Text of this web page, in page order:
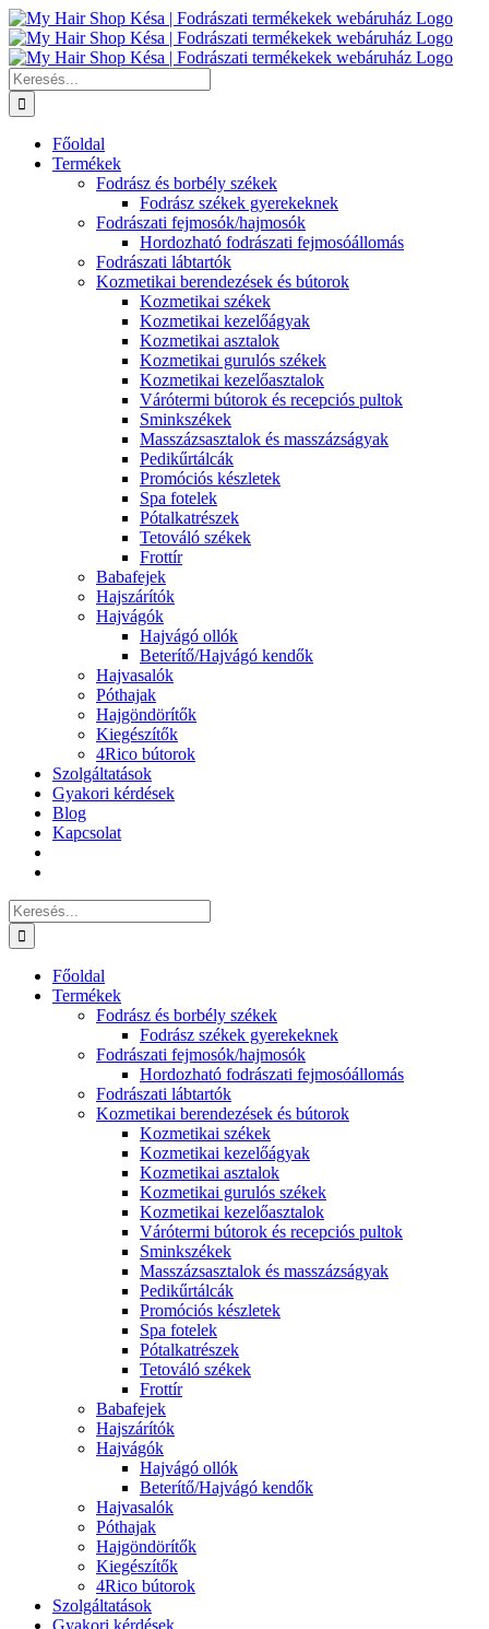
Kihagyás
Keresés...
Főoldal
Termékek
Fodrász és borbély székek
Fodrász székek gyerekeknek
Fodrászati fejmosók/hajmosók
Hordozható fodrászati fejmosóállomás
Fodrászati lábtartók
Kozmetikai berendezések és bútorok
Kozmetikai székek
Kozmetikai kezelőágyak
Kozmetikai asztalok
Kozmetikai gurulós székek
Kozmetikai kezelőasztalok
Várótermi bútorok és recepciós pultok
Sminkszékek
Masszázsasztalok és masszázságyak
Pedikűrtálcák
Promóciós készletek
Spa fotelek
Pótalkatrészek
Tetováló székek
Frottír
Babafejek
Hajszárítók
Hajvágók
Hajvágó ollók
Beterítő/Hajvágó kendők
Hajvasalók
Póthajak
Hajgöndörítők
Kiegészítők
4Rico bútorok
Szolgáltatások
Gyakori kérdések
Blog
Kapcsolat
Keresés...
Főoldal
Termékek
Fodrász és borbély székek
Fodrász székek gyerekeknek
Fodrászati fejmosók/hajmosók
Hordozható fodrászati fejmosóállomás
Fodrászati lábtartók
Kozmetikai berendezések és bútorok
Kozmetikai székek
Kozmetikai kezelőágyak
Kozmetikai asztalok
Kozmetikai gurulós székek
Kozmetikai kezelőasztalok
Várótermi bútorok és recepciós pultok
Sminkszékek
Masszázsasztalok és masszázságyak
Pedikűrtálcák
Promóciós készletek
Spa fotelek
Pótalkatrészek
Tetováló székek
Frottír
Babafejek
Hajszárítók
Hajvágók
Hajvágó ollók
Beterítő/Hajvágó kendők
Hajvasalók
Póthajak
Hajgöndörítők
Kiegészítők
4Rico bútorok
Szolgáltatások
Gyakori kérdések